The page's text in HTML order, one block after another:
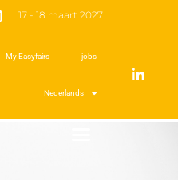
17 - 18 maart 2027
My Easyfairs jobs
Nederlands